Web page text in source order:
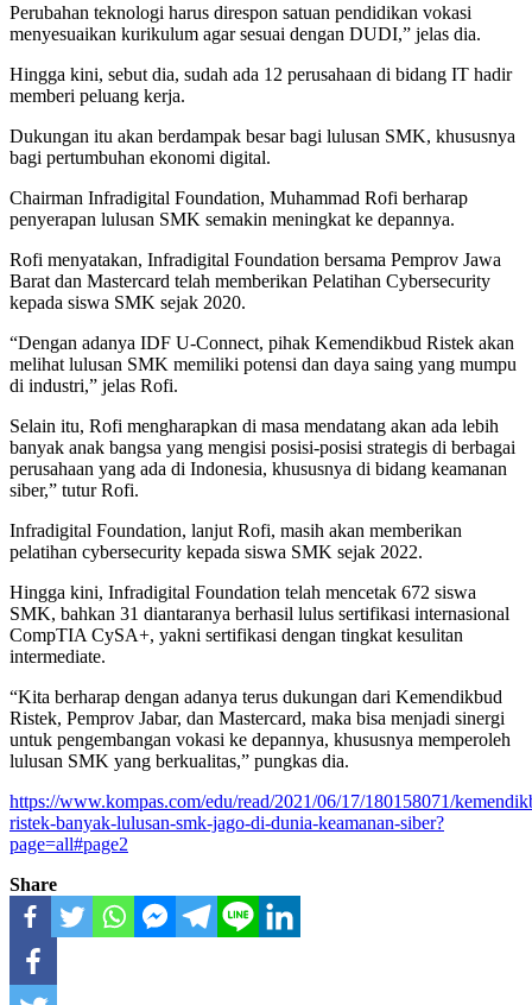
Perubahan teknologi harus direspon satuan pendidikan vokasi
menyesuaikan kurikulum agar sesuai dengan DUDI,” jelas dia.
Hingga kini, sebut dia, sudah ada 12 perusahaan di bidang IT hadir
memberi peluang kerja.
Dukungan itu akan berdampak besar bagi lulusan SMK, khususnya
bagi pertumbuhan ekonomi digital.
Chairman Infradigital Foundation, Muhammad Rofi berharap
penyerapan lulusan SMK semakin meningkat ke depannya.
Rofi menyatakan, Infradigital Foundation bersama Pemprov Jawa
Barat dan Mastercard telah memberikan Pelatihan Cybersecurity
kepada siswa SMK sejak 2020.
“Dengan adanya IDF U-Connect, pihak Kemendikbud Ristek akan
melihat lulusan SMK memiliki potensi dan daya saing yang mumpu
di industri,” jelas Rofi.
Selain itu, Rofi mengharapkan di masa mendatang akan ada lebih
banyak anak bangsa yang mengisi posisi-posisi strategis di berbagai
perusahaan yang ada di Indonesia, khususnya di bidang keamanan
siber,” tutur Rofi.
Infradigital Foundation, lanjut Rofi, masih akan memberikan
pelatihan cybersecurity kepada siswa SMK sejak 2022.
Hingga kini, Infradigital Foundation telah mencetak 672 siswa
SMK, bahkan 31 diantaranya berhasil lulus sertifikasi internasional
CompTIA CySA+, yakni sertifikasi dengan tingkat kesulitan
intermediate.
“Kita berharap dengan adanya terus dukungan dari Kemendikbud
Ristek, Pemprov Jabar, dan Mastercard, maka bisa menjadi sinergi
untuk pengembangan vokasi ke depannya, khususnya memperoleh
lulusan SMK yang berkualitas,” pungkas dia.
https://www.kompas.com/edu/read/2021/06/17/180158071/
ristek-banyak-lulusan-smk-jago-di-dunia-keamanan-siber?
page=all#page2
Share